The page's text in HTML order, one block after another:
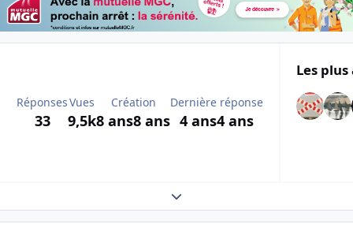
Réponses
33
Vues
9,5k
Création
8 ans8 ans
Dernière réponse
4 ans4 ans
Les
Expand topic overview